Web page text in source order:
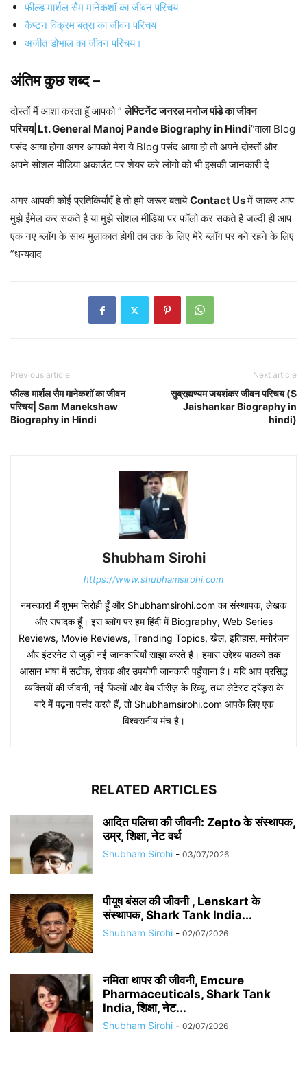
फील्ड मार्शल सैम मानेकशॉ का जीवन परिचय
कैप्टन विक्रम बत्रा का जीवन परिचय
अजीत डोभाल का जीवन परिचय।
अंतिम कुछ शब्द–
दोस्तों मैं आशा करता हूँ आपको ”लेफ्टिनेंट जनरल मनोज पांडे का जीवन
परिचय|Lt. General Manoj Pande Biography in Hindi”वाला Blog
पसंद आया होगा अगर आपको मेरा ये Blog पसंद आया हो तो अपने दोस्तों और
अपने सोशल मीडिया अकाउंट पर शेयर करे लोगो को भी इसकी जानकारी दे
अगर आपकी कोई प्रतिकिर्याएँ हे तो हमे जरूर बतायेContact Usमें जाकर आप
मुझे ईमेल कर सकते है या मुझे सोशल मीडिया पर फॉलो कर सकते है जल्दी ही आप
एक नए ब्लॉग के साथ मुलाकात होगी तब तक के लिए मेरे ब्लॉग पर बने रहने के लिए
”धन्यवाद
Previous article
फील्ड मार्शल सैम मानेकशॉ का जीवन
परिचय| Sam Manekshaw
Biography in Hindi
Next article
सुब्रह्मण्यम जयशंकर जीवन परिचय (S
Jaishankar Biography in
hindi)
Shubham Sirohi
https://www.shubhamsirohi.com
नमस्कार! मैं शुभम सिरोही हूँ और Shubhamsirohi.com का संस्थापक, लेखक
और संपादक हूँ। इस ब्लॉग पर हम हिंदी में Biography, Web Series
Reviews, Movie Reviews, Trending Topics, खेल, इतिहास, मनोरंजन
और इंटरनेट से जुड़ी नई जानकारियाँ साझा करते हैं। हमारा उद्देश्य पाठकों तक
आसान भाषा में सटीक, रोचक और उपयोगी जानकारी पहुँचाना है। यदि आप प्रसिद्ध
व्यक्तियों की जीवनी, नई फिल्मों और वेब सीरीज़ के रिव्यू, तथा लेटेस्ट ट्रेंड्स के
बारे में पढ़ना पसंद करते हैं, तो Shubhamsirohi.com आपके लिए एक
विश्वसनीय मंच है।
RELATED ARTICLES
आदित पलिचा की जीवनी: Zepto के संस्थापक,
उम्र, शिक्षा, नेट वर्थ
Shubham Sirohi - 03/07/2026
पीयूष बंसल की जीवनी , Lenskart के
संस्थापक, Shark Tank India...
Shubham Sirohi - 02/07/2026
नमिता थापर की जीवनी, Emcure
Pharmaceuticals, Shark Tank
India, शिक्षा, नेट...
Shubham Sirohi - 02/07/2026